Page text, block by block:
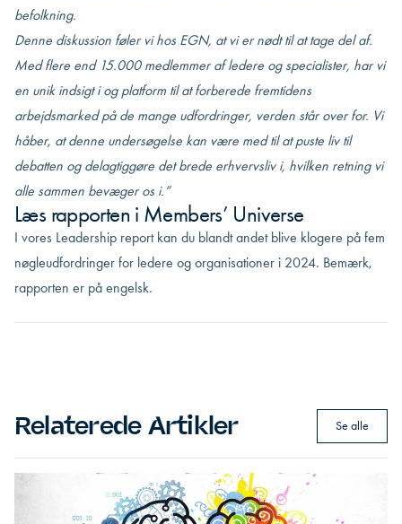
befolkning.
Denne diskussion føler vi hos EGN, at vi er nødt til at tage del af.
Med flere end 15.000 medlemmer af ledere og specialister, har vi
en unik indsigt i og platform til at forberede fremtidens
arbejdsmarked på de mange udfordringer, verden står over for. Vi
håber, at denne undersøgelse kan være med til at puste liv til
debatten og delagtiggøre det brede erhvervsliv i, hvilken retning vi
alle sammen bevæger os i.”
Læs rapporten i Members’ Universe
I vores Leadership reportkan du blandt andet blive klogere på fem
nøgleudfordringer for ledere og organisationer i 2024. Bemærk,
rapporten er på engelsk.
Relaterede Artikler Se alle